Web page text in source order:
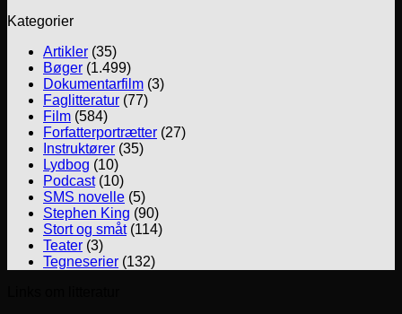
Kategorier
Artikler (35)
Bøger (1.499)
Dokumentarfilm (3)
Faglitteratur (77)
Film (584)
Forfatterportrætter (27)
Instruktører (35)
Lydbog (10)
Podcast(10)
SMS novelle (5)
Stephen King (90)
Stort og småt(114)
Teater (3)
Tegneserier (132)